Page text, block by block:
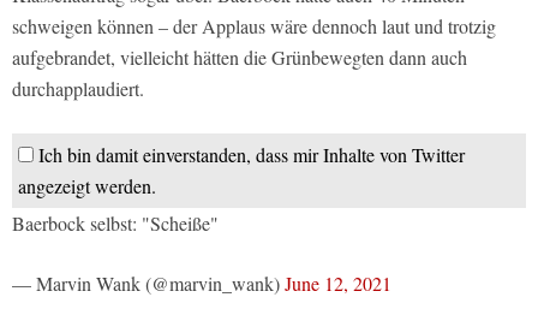
schweigen können – der Applaus wäre dennoch laut und trotzig
aufgebrandet, vielleicht hätten die Grünbewegten dann auch
durchapplaudiert.
Ich bin damit einverstanden, dass mir Inhalte von Twitter
angezeigt werden.
Baerbock selbst: "Scheiße"
— Marvin Wank (@marvin_wank)June 12, 2021